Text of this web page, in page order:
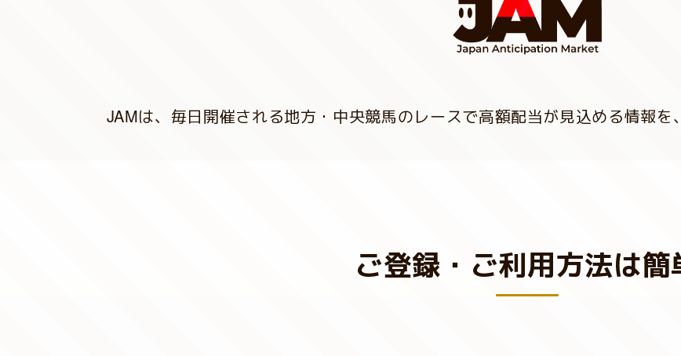
JAMは、毎日開催される地方・中央競馬のレースで高額配当が見込める情報を
ご登録・ご利用方法は簡